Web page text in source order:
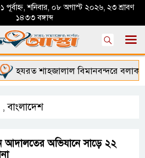
পূর্বাহ্ন, শনিবার, ০৮ অগাস্ট ২০২৬, ২৩ শ্রাবণ
১৪৩৩ বঙ্গাব্দ
হযরত শাহজালাল বিমানবন্দরে বলাকা
,বাংলাদেশ
আদালতের অভিযানে সাড়ে ২২